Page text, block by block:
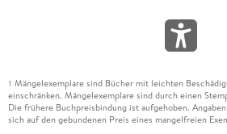
1 Mängelexemplare sind Bücher mit leichten
einschränken. Mängelexemplare sind durch einen
Die frühere Buchpreisbindung ist aufgehoben.
sich auf den gebundenen Preis eines mangelfreien